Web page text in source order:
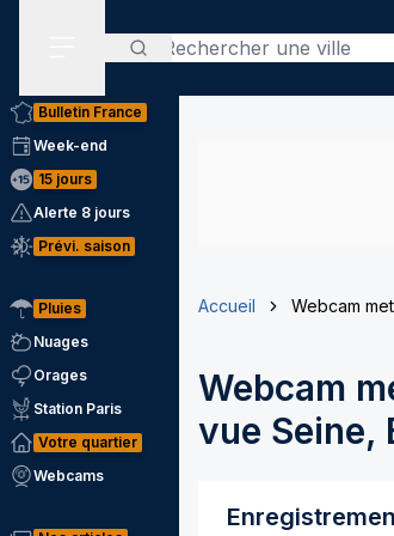
Rechercher
Bulletin France
Week-end
15 jours
Alerte 8 jours
Prévi. saison
Pluies
Nuages
Orages
Station Paris
Votre quartier
Webcams
Accueil Webcam
Webcam
vue Seine,